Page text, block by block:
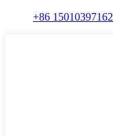
+86 15010397162